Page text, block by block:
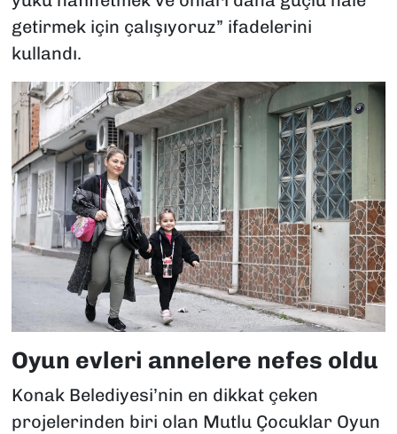
getirmek için çalışıyoruz” ifadelerini
kullandı.
Oyun evleri annelere nefes oldu
Konak Belediyesi’nin en dikkat çeken
projelerinden biri olan Mutlu Çocuklar Oyun